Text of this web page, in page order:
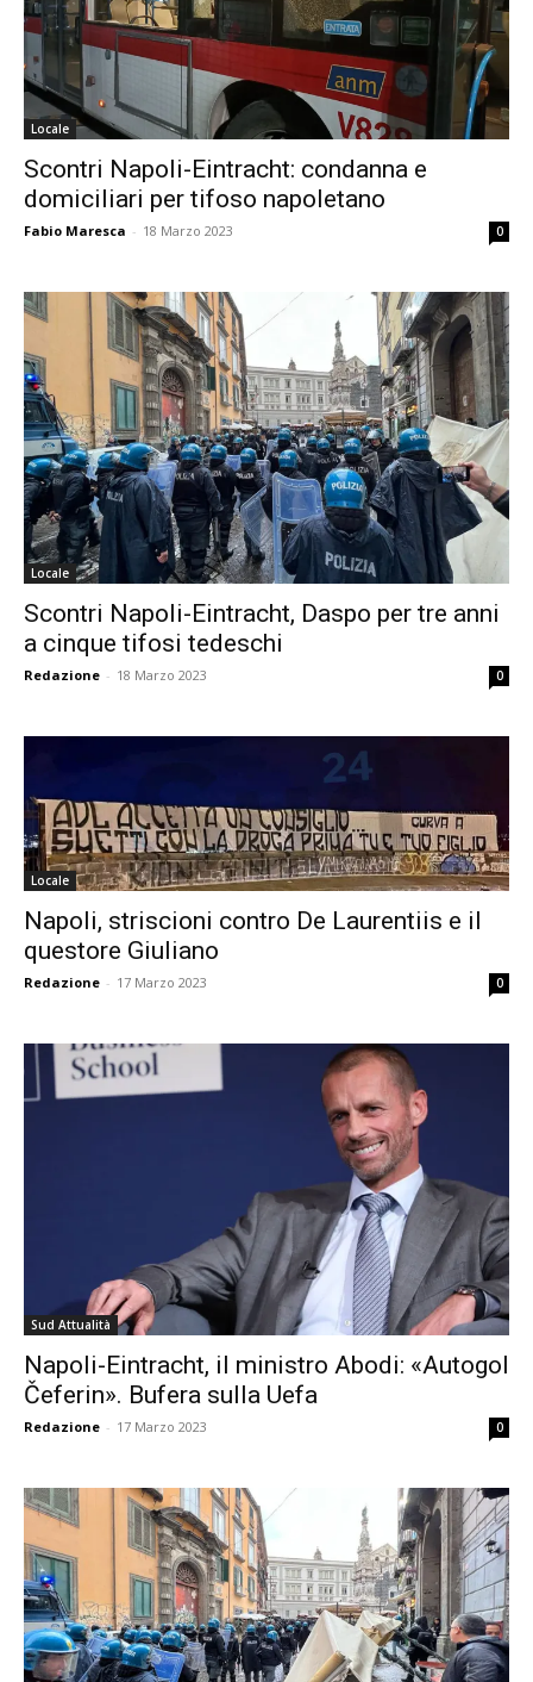
Locale
Scontri Napoli-Eintracht: condanna e
domiciliari per tifoso napoletano
Fabio Maresca - 18 Marzo 2023 0
Locale
Scontri Napoli-Eintracht, Daspo per tre anni
a cinque tifosi tedeschi
Redazione - 18 Marzo 2023 0
Locale
Napoli, striscioni contro De Laurentiis e il
questore Giuliano
Redazione - 17 Marzo 2023 0
Sud Attualità
Napoli-Eintracht, il ministro Abodi: «Autogol
Čeferin». Bufera sulla Uefa
Redazione - 17 Marzo 2023 0